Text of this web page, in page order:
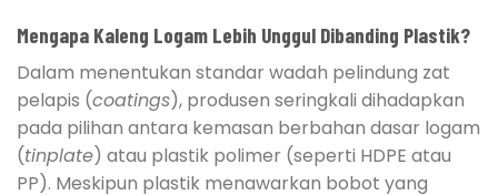
Mengapa Kaleng Logam Lebih Unggul Dibanding Plastik?
Dalam menentukan standar wadah pelindung zat
pelapis (coatings), produsen seringkali dihadapkan
pada pilihan antara kemasan berbahan dasar logam
(tinplate) atau plastik polimer (seperti HDPE atau
PP). Meskipun plastik menawarkan bobot yang